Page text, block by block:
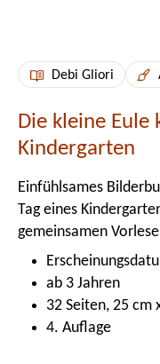
Debi Gliori
Die kleine
Kindergarten
Einfühlsames
Tag eines
gemeinsamen
ab 3 Jahren
32 Seiten, 25 cm
4. Auflage